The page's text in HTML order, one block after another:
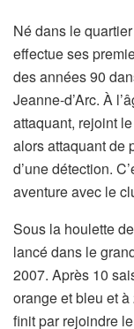
Né dans le
effectue ses
des années 90
Jeanne-d’Arc. À
attaquant, rejoint
alors attaquant de
d’une détection.
aventure avec le
Sous la houlette
lancé dans le
2007. Après 10
orange et bleu et
finit par rejoindre